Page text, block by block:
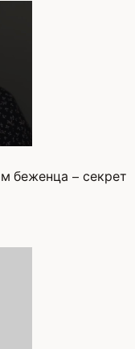
беженца – секрет